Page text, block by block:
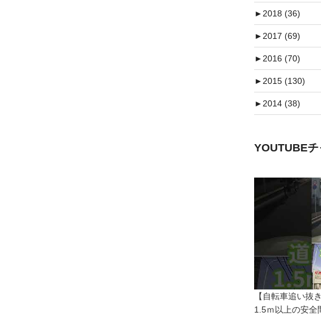
►2018 (36)
►2017 (69)
►2016 (70)
►2015 (130)
►2014 (38)
YOUTUBE
【自転車追い抜
1.5ｍ以上の安全